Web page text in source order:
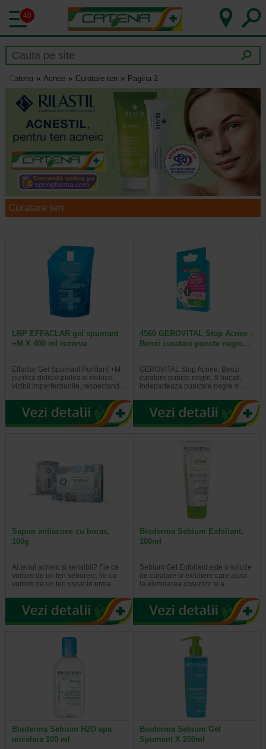
40
Catena Acnee Curatare ten Pagina 2
Curatare ten
LRP EFFACLAR gel spumant
+M X 400 ml rezerva
Effaclar Gel Spumant Purifiant +M
purifica delicat pielea si reduce
vizibil imperfectiunile, respectand…
4560 GEROVITAL Stop Acnee -
Benzi curatare puncte negre…
GEROVITAL Stop Acnee, Benzi
curatare puncte negre, 8 bucati,
indeparteaza punctele negre si…
Sapun antiacnee cu borax,
100g
Ai tenul acneic si sensibil? Fie ca
vorbim de un ten seboreic, fie ca
vorbim de un ten uscat in urma…
Bioderma Sebium Exfoliant,
100ml
Sebium Gel Exfoliant este o solutie
de curatare si exfoliere care ajuta
la eliminarea cosurilor si a…
Bioderma Sebium H2O apa
micelara 100 ml
Bioderma Sebium Gel
Spumant X 200ml